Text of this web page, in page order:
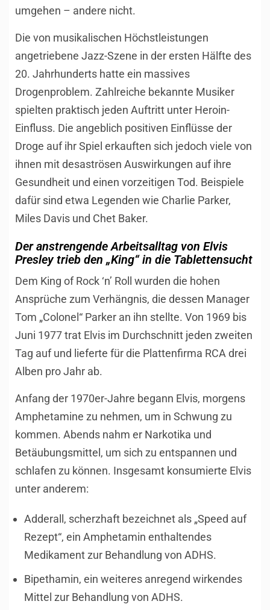
umgehen – andere nicht.
Die von musikalischen Höchstleistungen
angetriebene Jazz-Szene in der ersten Hälfte des
20. Jahrhunderts hatte ein massives
Drogenproblem. Zahlreiche bekannte Musiker
spielten praktisch jeden Auftritt unter Heroin-
Einfluss. Die angeblich positiven Einflüsse der
Droge auf ihr Spiel erkauften sich jedoch viele von
ihnen mit desaströsen Auswirkungen auf ihre
Gesundheit und einen vorzeitigen Tod. Beispiele
dafür sind etwa Legenden wie Charlie Parker,
Miles Davis und Chet Baker.
Der anstrengende Arbeitsalltag von Elvis
Presley trieb den „King“ in die Tablettensucht
Dem King of Rock ‘n’ Roll wurden die hohen
Ansprüche zum Verhängnis, die dessen Manager
Tom „Colonel“ Parker an ihn stellte. Von 1969 bis
Juni 1977 trat Elvis im Durchschnitt jeden zweiten
Tag auf und lieferte für die Plattenfirma RCA drei
Alben pro Jahr ab.
Anfang der 1970er-Jahre begann Elvis, morgens
Amphetamine zu nehmen, um in Schwung zu
kommen. Abends nahm er Narkotika und
Betäubungsmittel, um sich zu entspannen und
schlafen zu können. Insgesamt konsumierte Elvis
unter anderem:
Adderall, scherzhaft bezeichnet als „Speed auf
Rezept“, ein Amphetamin enthaltendes
Medikament zur Behandlung von ADHS.
Bipethamin, ein weiteres anregend wirkendes
Mittel zur Behandlung von ADHS.